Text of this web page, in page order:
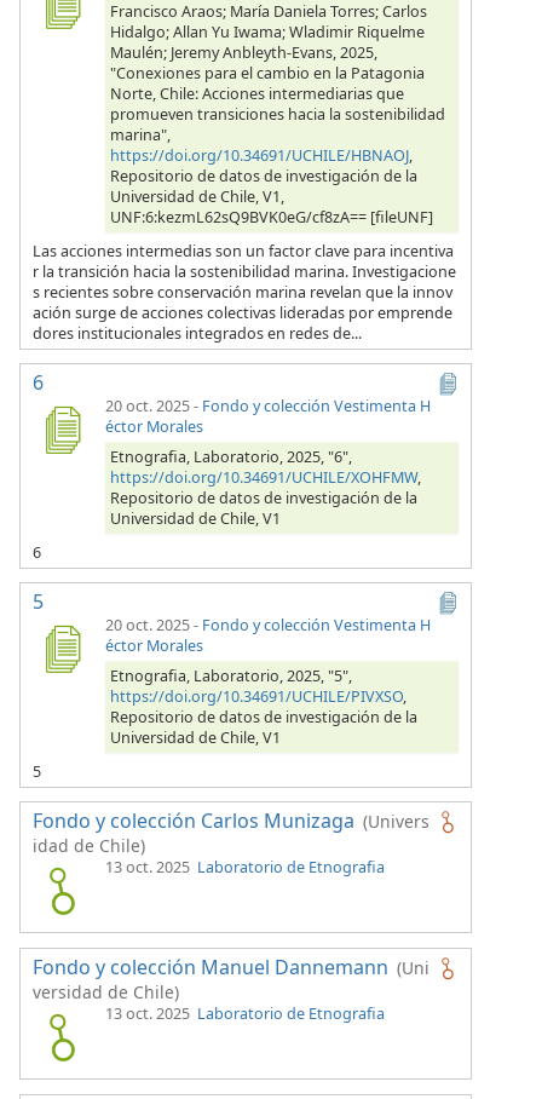
Francisco Araos; María Daniela Torres; Carlos
Hidalgo; Allan Yu Iwama; Wladimir Riquelme
Maulén; Jeremy Anbleyth-Evans, 2025,
"Conexiones para el cambio en la Patagonia
Norte, Chile: Acciones intermediarias que
promueven transiciones hacia la sostenibilidad
marina",
https://doi.org/10.34691/UCHILE/HBNAOJ,
Repositorio de datos de investigación de la
Universidad de Chile, V1,
UNF:6:kezmL62sQ9BVK0eG/cf8zA== [fileUNF]
Las acciones intermedias son un factor clave para incentiva
r la transición hacia la sostenibilidad marina. Investigacione
s recientes sobre conservación marina revelan que la innov
ación surge de acciones colectivas lideradas por emprende
dores institucionales integrados en redes de...
6
20 oct. 2025- Fondo y colección Vestimenta H
éctor Morales
Etnografia, Laboratorio, 2025, "6",
https://doi.org/10.34691/UCHILE/XOHFMW,
Repositorio de datos de investigación de la
Universidad de Chile, V1
6
5
20 oct. 2025- Fondo y colección Vestimenta H
éctor Morales
Etnografia, Laboratorio, 2025, "5",
https://doi.org/10.34691/UCHILE/PIVXSO,
Repositorio de datos de investigación de la
Universidad de Chile, V1
5
Fondo y colección Carlos Munizaga (Univers
idad de Chile)
13 oct. 2025 Laboratorio de Etnografia
Fondo y colección Manuel Dannemann (Uni
versidad de Chile)
13 oct. 2025 Laboratorio de Etnografia